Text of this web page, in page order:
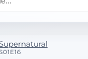
Supernatural